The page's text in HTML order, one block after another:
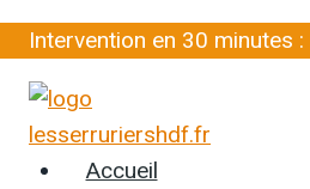
Aller
au
contenu
Intervention en 30 minutes :
Accueil